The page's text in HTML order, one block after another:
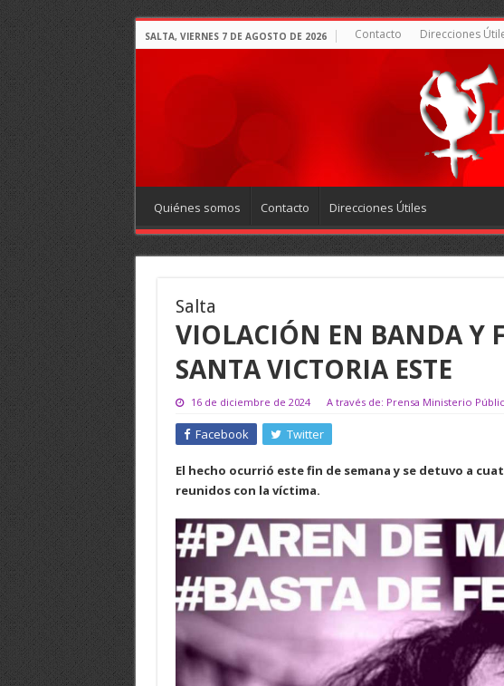
SALTA, VIERNES 7 DE AGOSTO DE 2026 Contacto Direcciones
Quiénes somos Contacto Direcciones Útiles
Salta
VIOLACIÓN EN BANDA Y
SANTA VICTORIA ESTE
16 de diciembre de 2024 A través de: Prensa Ministerio
Facebook Twitter
El hecho ocurrió este fin de semana y se detuvo a
reunidos con la víctima.